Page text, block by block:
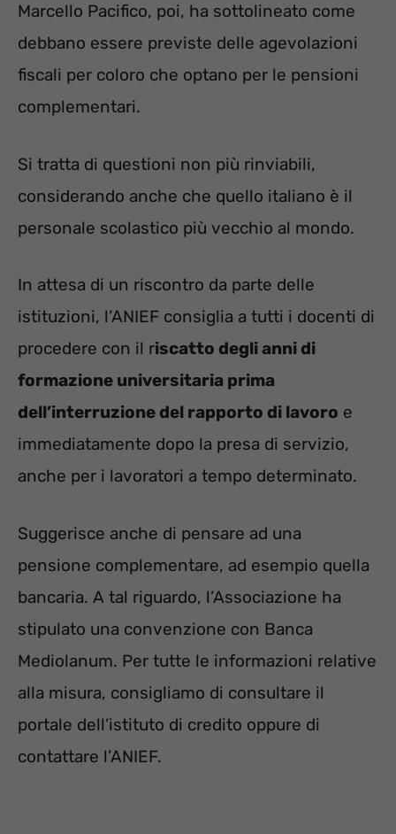
Marcello Pacifico, poi, ha sottolineato come
debbano essere previste delle agevolazioni
fiscali per coloro che optano per le pensioni
complementari.
Si tratta di questioni non più rinviabili,
considerando anche che quello italiano è il
personale scolastico più vecchio al mondo.
In attesa di un riscontro da parte delle
istituzioni, l’ANIEF consiglia a tutti i docenti di
procedere con il riscatto degli anni di
formazione universitaria prima
dell’interruzione del rapporto di lavoro e
immediatamente dopo la presa di servizio,
anche per i lavoratori a tempo determinato.
Suggerisce anche di pensare ad una
pensione complementare, ad esempio quella
bancaria. A tal riguardo, l’Associazione ha
stipulato una convenzione con Banca
Mediolanum. Per tutte le informazioni relative
alla misura, consigliamo di consultare il
portale dell’istituto di credito oppure di
contattare l’ANIEF.